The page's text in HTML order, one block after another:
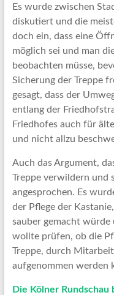
Es wurde zwischen
diskutiert und die
doch ein, dass eine
möglich sei und man
beobachten müsse,
Sicherung der Treppe
gesagt, dass der
entlang der
Friedhofes auch für
und nicht allzu
Auch das Argument,
Treppe verwildern und
angesprochen. Es
der Pflege der
sauber gemacht würde
wollte prüfen, ob die
Treppe, durch
aufgenommen werden
Die Kölner